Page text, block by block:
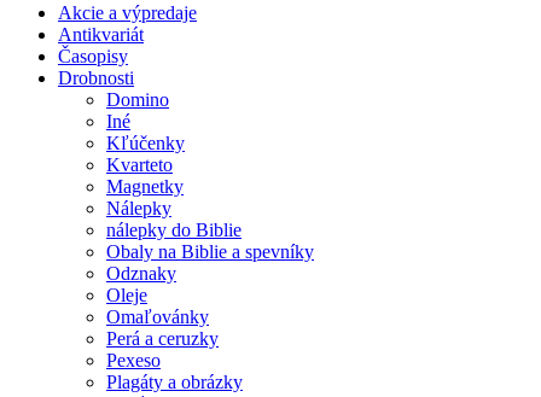
Akcie a výpredaje
Antikvariát
Časopisy
Drobnosti
Domino
Iné
Kľúčenky
Kvarteto
Magnetky
Nálepky
nálepky do Biblie
Obaly na Biblie a spevníky
Odznaky
Oleje
Omaľovánky
Perá a ceruzky
Pexeso
Plagáty a obrázky